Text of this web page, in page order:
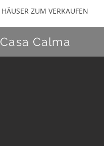
HÄUSER ZUM VERKAUFEN
Casa Calma